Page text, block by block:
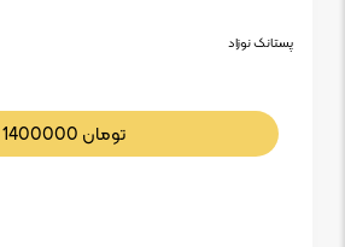
پستانک نوزاد
1400000 تومان